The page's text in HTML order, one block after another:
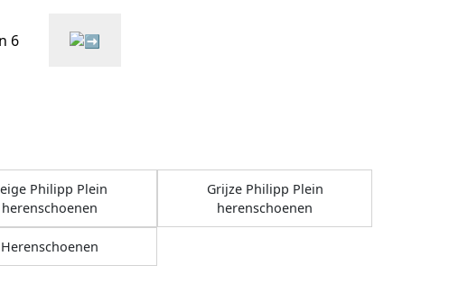
6
Philipp Plein
herenschoenen
Grijze Philipp Plein
herenschoenen
Herenschoenen